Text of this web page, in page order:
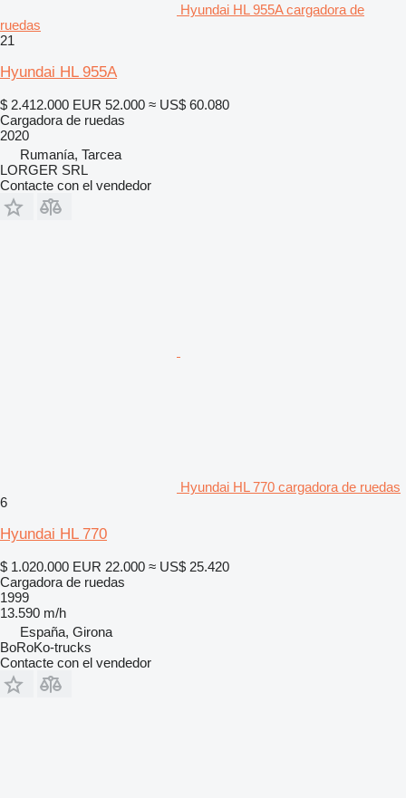
Hyundai HL 955A cargadora de
ruedas
21
Hyundai HL 955A
$ 2.412.000 EUR 52.000 ≈ US$ 60.080
Cargadora de ruedas
2020
Rumanía, Tarcea
LORGER SRL
Contacte con el vendedor
Hyundai HL 770 cargadora de ruedas
6
Hyundai HL 770
$ 1.020.000 EUR 22.000 ≈ US$ 25.420
Cargadora de ruedas
1999
13.590 m/h
España, Girona
BoRoKo-trucks
Contacte con el vendedor